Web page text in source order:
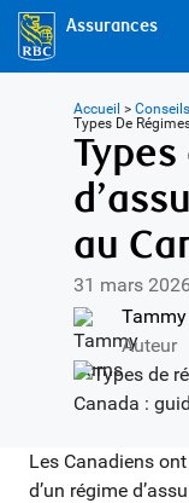
Assurances
Accueil >
Types De
au
31 mars
Auteur
Les Canadiens
d’un régime